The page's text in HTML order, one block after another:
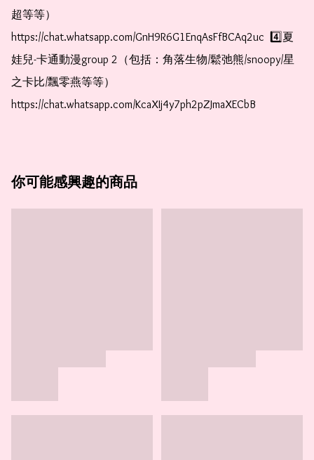
超等等）
https://chat.whatsapp.com/GnH9R6G1EnqAsFfBCAq2uc  4️⃣夏
娃兒-卡通動漫group 2（包括：角落生物/鬆弛熊/snoopy/星
之卡比/飄零燕等等）
https://chat.whatsapp.com/KcaXIj4y7ph2pZJmaXECbB
你可能感興趣的商品